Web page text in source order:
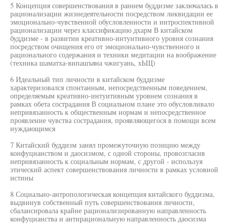
5 Концепция совершенствования в раннем буддизме заключалась в
рационализации жизнедеятельности посредством ликвидации ее
эмоционально-чувственной обусловленности и интроспективной
рационализации через классификацию дхарм В китайском
буддизме - в развитии креативно-интуитивного уровня сознания
посредством очищения его от эмоционально-чувственного и
рационального содержания и техники медитации на воображение
(техника шаматха-випашъяна чжигуань, хЬЩ)
6 Идеальный тип личности в китайском буддизме
характеризовался спонтанным, непосредственным поведением,
определяемым креативно-интуитивным уровнем сознания в
рамках обета сострадания В социальном плане это обусловливало
непривязанность к общественным нормам и непосредственное
проявление чувства сострадания, проявляющегося в помощи всем
нуждающимся
7 Китайский буддизм занял промежуточную позицию между
конфуцианством и даосизмом, с одной стороны, провозгласив
непривязанность к социальным нормам, с другой - используя
этический аспект совершенствования личности в рамках условной
истины
8 Социально-антропологическая концепция китайского буддизма,
выдвинув собственный путь совершенствования личности,
сбалансировала крайне рационализированную направленность
конфуцианства и антирациональную направленность даосизма